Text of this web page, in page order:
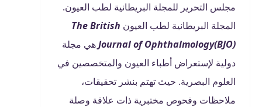
مجلس التحرير للمجلة البريطانية لطب العيون.
المجلة البريطانية لطب العيون The British
Journal of Ophthalmology(BJO)هي مجلة
دولية لإستعراض أطباء العيون والمتخصصين في
العلوم البصرية. حيث تهتم بنشر تحقيقات،
ملاحظات وفحوص مختبرية ذات علاقة وصلة